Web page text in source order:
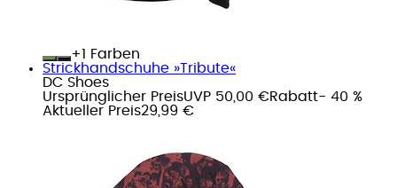
+
Farben
Strickhandschuhe »Tribute«
DC Shoes
Ursprünglicher PreisUVP 50,00 €Rabatt- 40 %
Aktueller Preis29,99 €